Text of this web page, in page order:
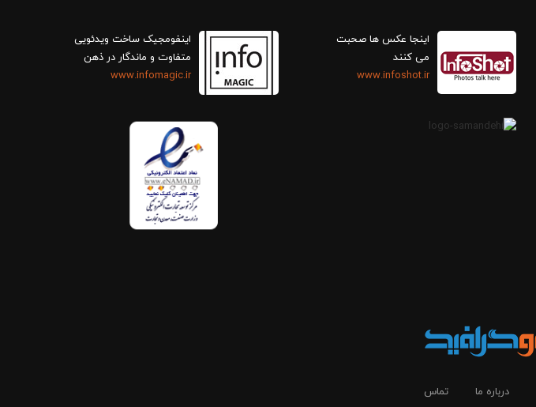
اینجا عکس ها صحبت
می کنند
www.infoshot.ir
اینفومجیک ساخت ویدئویی
متفاوت و ماندگار در ذهن
www.infomagic.ir
درباره ما تماس